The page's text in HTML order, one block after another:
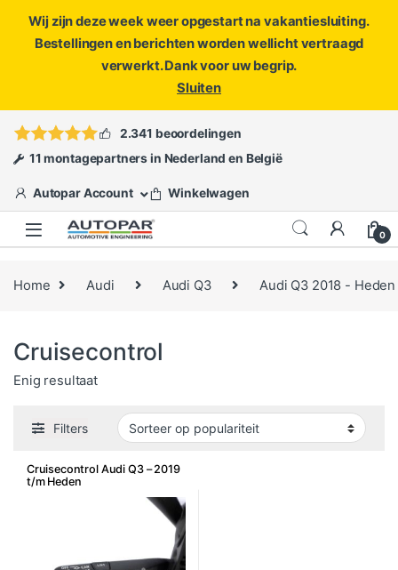
Wij zijn deze week weer opgestart na vakantiesluiting.
Bestellingen en berichten worden wellicht vertraagd
verwerkt. Dank voor uw begrip.
Sluiten
ofopen een ticket
2.341 beoordelingen
11 montagepartners in Nederland en België
Autopar Account Winkelwagen
0
Home Audi Audi Q3 Audi Q3 2018 - Heden
Cruisecontrol
Enig resultaat
Filters
Cruisecontrol Audi Q3 – 2019
t/m Heden